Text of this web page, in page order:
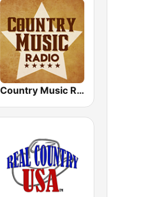
Country Music Radio - Classic Country